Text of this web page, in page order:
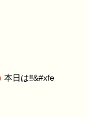
本日は‼&#xfe